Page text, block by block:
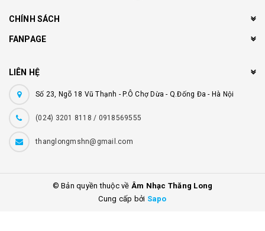
CHÍNH SÁCH
FANPAGE
LIÊN HỆ
Số 23, Ngõ 18 Vũ Thạnh - P.Ô Chợ Dừa - Q.Đống Đa - Hà Nội
(024) 3201 8118 / 0918569555
thanglongmshn@gmail.com
© Bản quyền thuộc về Âm Nhạc Thăng Long
Cung cấp bởi Sapo